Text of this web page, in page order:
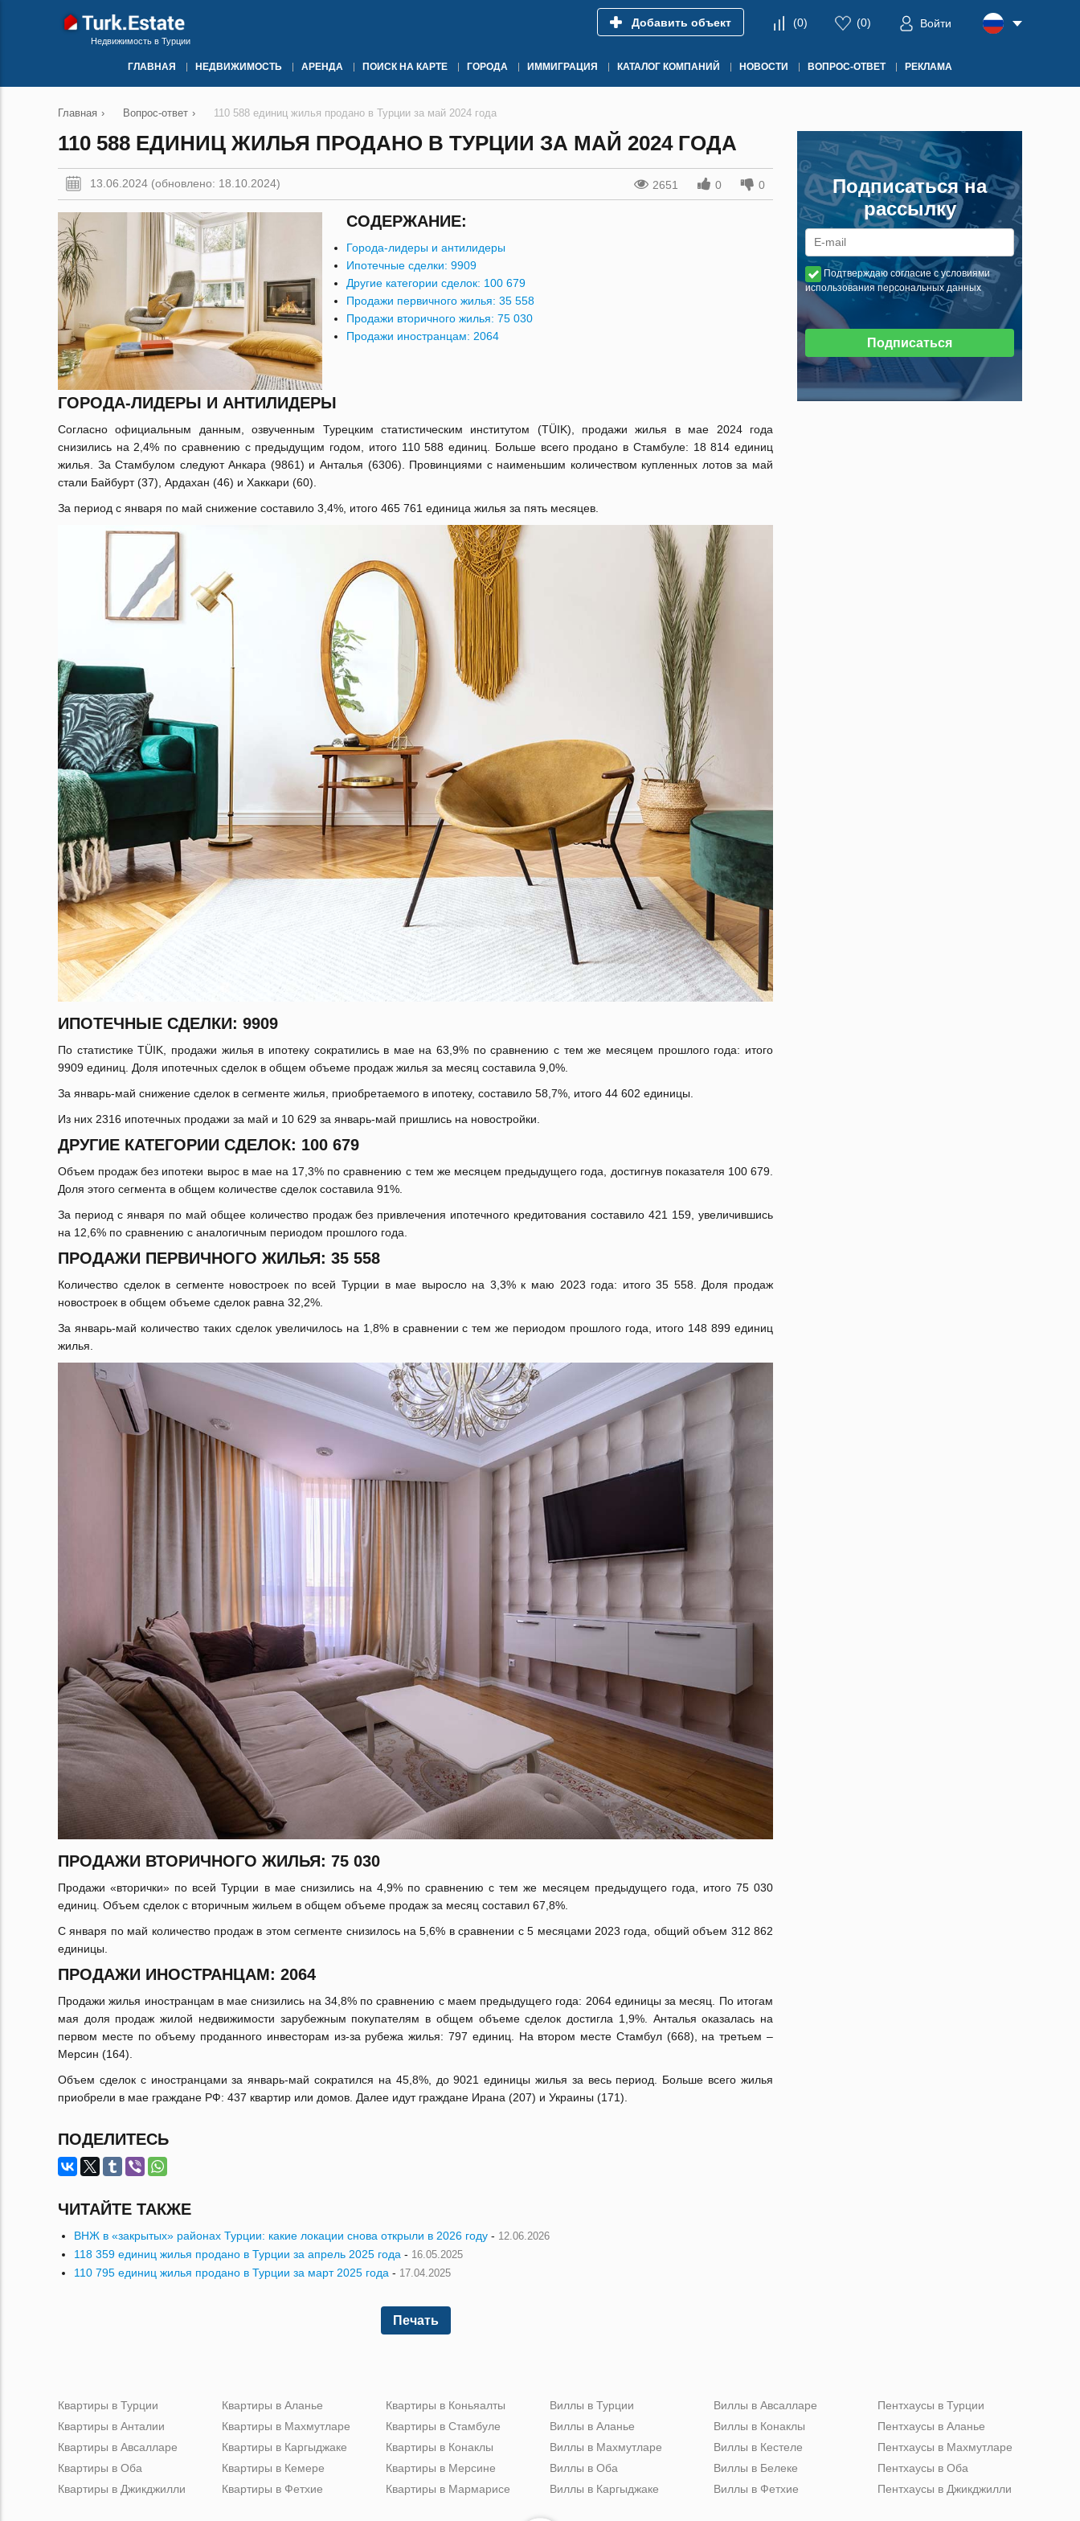
Недвижимость в Турции
Добавить объект (0) (0) Войти
ГЛАВНАЯ НЕДВИЖИМОСТЬ АРЕНДА ПОИСК НА КАРТЕ ГОРОДА ИММИГРАЦИЯ КАТАЛОГ КОМПАНИЙ НОВОСТИ ВОПРОС-ОТВЕТ РЕКЛАМА
Главная › Вопрос-ответ › 110 588 единиц жилья продано в Турции за май 2024 года
110 588 ЕДИНИЦ ЖИЛЬЯ ПРОДАНО В ТУРЦИИ ЗА МАЙ 2024 ГОДА
13.06.2024 (обновлено: 18.10.2024) 2651 0 0
СОДЕРЖАНИЕ:
Города-лидеры и антилидеры
Ипотечные сделки: 9909
Другие категории сделок: 100 679
Продажи первичного жилья: 35 558
Продажи вторичного жилья: 75 030
Продажи иностранцам: 2064
ГОРОДА-ЛИДЕРЫ И АНТИЛИДЕРЫ
Согласно официальным данным, озвученным Турецким статистическим институтом (TÜIK), продажи жилья в мае 2024 года
снизились на 2,4% по сравнению с предыдущим годом, итого 110 588 единиц. Больше всего продано в Стамбуле: 18 814 единиц
жилья. За Стамбулом следуют Анкара (9861) и Анталья (6306). Провинциями с наименьшим количеством купленных лотов за май
стали Байбурт (37), Ардахан (46) и Хаккари (60).
За период с января по май снижение составило 3,4%, итого 465 761 единица жилья за пять месяцев.
ИПОТЕЧНЫЕ СДЕЛКИ: 9909
По статистике TÜIK, продажи жилья в ипотеку сократились в мае на 63,9% по сравнению с тем же месяцем прошлого года: итого
9909 единиц. Доля ипотечных сделок в общем объеме продаж жилья за месяц составила 9,0%.
За январь-май снижение сделок в сегменте жилья, приобретаемого в ипотеку, составило 58,7%, итого 44 602 единицы.
Из них 2316 ипотечных продажи за май и 10 629 за январь-май пришлись на новостройки.
ДРУГИЕ КАТЕГОРИИ СДЕЛОК: 100 679
Объем продаж без ипотеки вырос в мае на 17,3% по сравнению с тем же месяцем предыдущего года, достигнув показателя 100 679.
Доля этого сегмента в общем количестве сделок составила 91%.
За период с января по май общее количество продаж без привлечения ипотечного кредитования составило 421 159, увеличившись
на 12,6% по сравнению с аналогичным периодом прошлого года.
ПРОДАЖИ ПЕРВИЧНОГО ЖИЛЬЯ: 35 558
Количество сделок в сегменте новостроек по всей Турции в мае выросло на 3,3% к маю 2023 года: итого 35 558. Доля продаж
новостроек в общем объеме сделок равна 32,2%.
За январь-май количество таких сделок увеличилось на 1,8% в сравнении с тем же периодом прошлого года, итого 148 899 единиц
жилья.
ПРОДАЖИ ВТОРИЧНОГО ЖИЛЬЯ: 75 030
Продажи «вторички» по всей Турции в мае снизились на 4,9% по сравнению с тем же месяцем предыдущего года, итого 75 030
единиц. Объем сделок с вторичным жильем в общем объеме продаж за месяц составил 67,8%.
С января по май количество продаж в этом сегменте снизилось на 5,6% в сравнении с 5 месяцами 2023 года, общий объем 312 862
единицы.
ПРОДАЖИ ИНОСТРАНЦАМ: 2064
Продажи жилья иностранцам в мае снизились на 34,8% по сравнению с маем предыдущего года: 2064 единицы за месяц. По итогам
мая доля продаж жилой недвижимости зарубежным покупателям в общем объеме сделок достигла 1,9%. Анталья оказалась на
первом месте по объему проданного инвесторам из-за рубежа жилья: 797 единиц. На втором месте Стамбул (668), на третьем –
Мерсин (164).
Объем сделок с иностранцами за январь-май сократился на 45,8%, до 9021 единицы жилья за весь период. Больше всего жилья
приобрели в мае граждане РФ: 437 квартир или домов. Далее идут граждане Ирана (207) и Украины (171).
ПОДЕЛИТЕСЬ
ЧИТАЙТЕ ТАКЖЕ
ВНЖ в «закрытых» районах Турции: какие локации снова открыли в 2026 году - 12.06.2026
118 359 единиц жилья продано в Турции за апрель 2025 года - 16.05.2025
110 795 единиц жилья продано в Турции за март 2025 года - 17.04.2025
Печать
Подписаться на
рассылку
Подтверждаю согласие с условиями
использования персональных данных
Подписаться
Квартиры в Турции
Квартиры в Анталии
Квартиры в Авсалларе
Квартиры в Оба
Квартиры в Джикджилли
Квартиры в Аланье
Квартиры в Махмутларе
Квартиры в Каргыджаке
Квартиры в Кемере
Квартиры в Фетхие
Квартиры в Коньяалты
Квартиры в Стамбуле
Квартиры в Конаклы
Квартиры в Мерсине
Квартиры в Мармарисе
Виллы в Турции
Виллы в Аланье
Виллы в Махмутларе
Виллы в Оба
Виллы в Каргыджаке
Виллы в Авсалларе
Виллы в Конаклы
Виллы в Кестеле
Виллы в Белеке
Виллы в Фетхие
Пентхаусы в Турции
Пентхаусы в Аланье
Пентхаусы в Махмутларе
Пентхаусы в Оба
Пентхаусы в Джикджилли